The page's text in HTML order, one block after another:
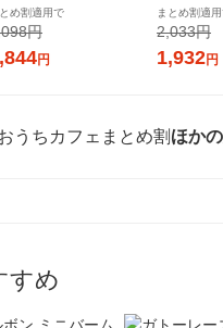
糖 500ml 1箱（24本入）
め割適用で
円
円
ml 1箱（12
まとめ割適
2,033円
1,932円
うちカフェまとめ割 ほか
すめ